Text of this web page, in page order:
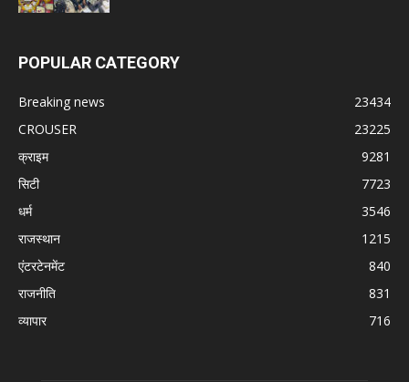
POPULAR CATEGORY
Breaking news
23434
CROUSER
23225
क्राइम
9281
सिटी
7723
धर्म
3546
राजस्थान
1215
एंटरटेनमेंट
840
राजनीति
831
व्यापार
716